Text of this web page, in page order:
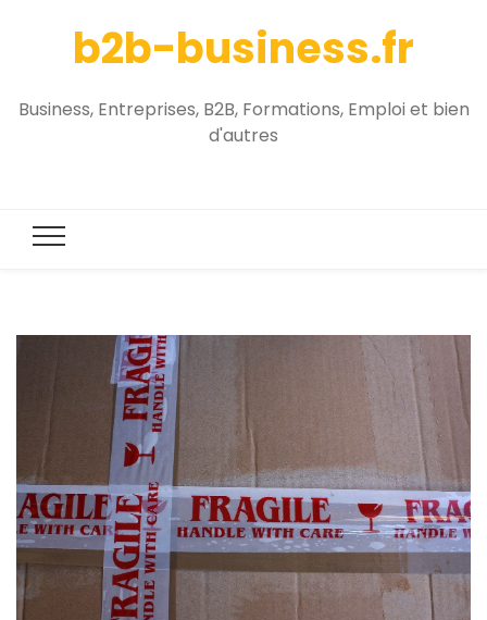
b2b-business.fr
Business, Entreprises, B2B, Formations, Emploi et bien
d'autres